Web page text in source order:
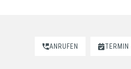
ANRUFEN TERMIN